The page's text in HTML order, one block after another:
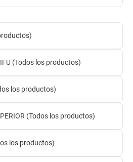
(Todos los productos)
los productos)
(Todos los productos)
los productos)